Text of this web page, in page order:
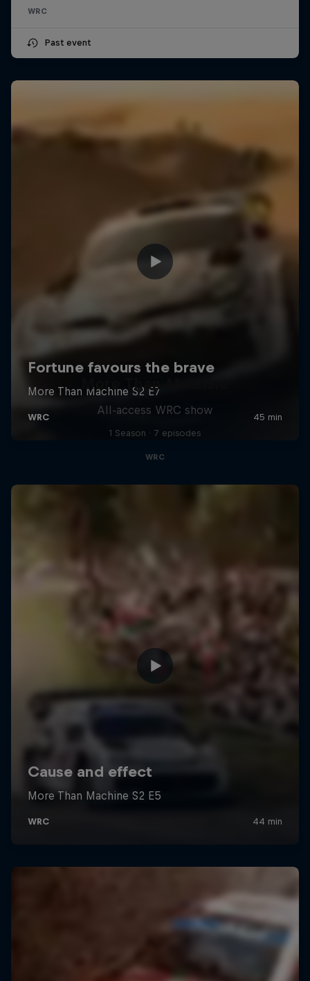
WRC
Past event
More Than Machine
All-access WRC show
1 Season · 7 episodes
WRC